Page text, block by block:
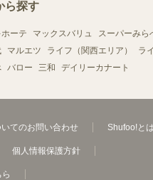
ら探す
ホーテ マックスバリュ スーパーみら
マルエツ ライフ（関西エリア）
ラ
バロー 三和 デイリーカナート
てのお問い合わせ Shufoo!とは
個人情報保護方針